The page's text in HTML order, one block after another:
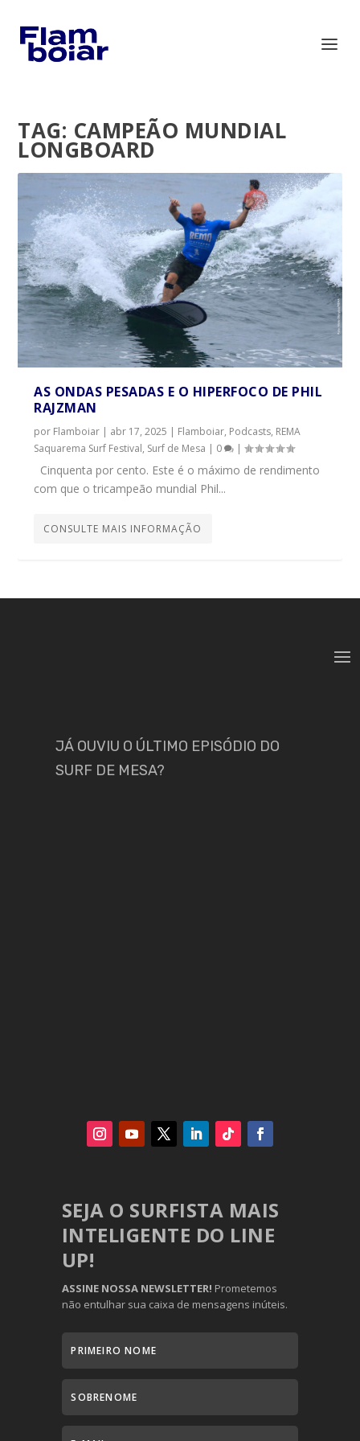
TAG: CAMPEÃO MUNDIAL
LONGBOARD
AS ONDAS PESADAS E O HIPERFOCO DE PHIL
RAJZMAN
por Flamboiar | abr 17, 2025 | Flamboiar, Podcasts, REMA
Saquarema Surf Festival, Surf de Mesa | 0 |
Cinquenta por cento. Este é o máximo de rendimento
com que o tricampeão mundial Phil...
CONSULTE MAIS INFORMAÇÃO
JÁ OUVIU O ÚLTIMO EPISÓDIO DO
SURF DE MESA?
SEJA O SURFISTA MAIS
INTELIGENTE DO LINE
UP!
ASSINE NOSSA NEWSLETTER! Prometemos
não entulhar sua caixa de mensagens inúteis.